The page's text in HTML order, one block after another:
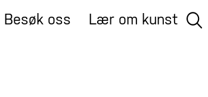
Besøk oss Lær om kunst